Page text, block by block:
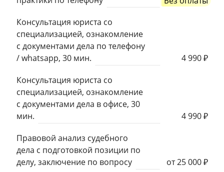
Консультация юриста со
специализацией, ознакомление
с документами дела по телефону
/ whatsapp, 30 мин.
4 990 ₽
Консультация юриста со
специализацией, ознакомление
с документами дела в офисе, 30
мин.
4 990 ₽
Правовой анализ судебного
дела с подготовкой позиции по
делу, заключение по вопросу
от 25 000 ₽